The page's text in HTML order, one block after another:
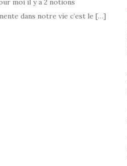
moi il y a 2 notions
dans notre vie c’est le […]